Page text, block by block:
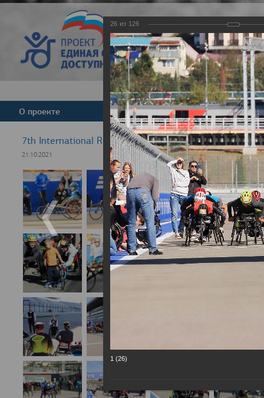
Версия для
О проекте Команда Новости
7th International Rezept-Sport Wheelchair Half
21.10.2021
26 из 126
1 (26)